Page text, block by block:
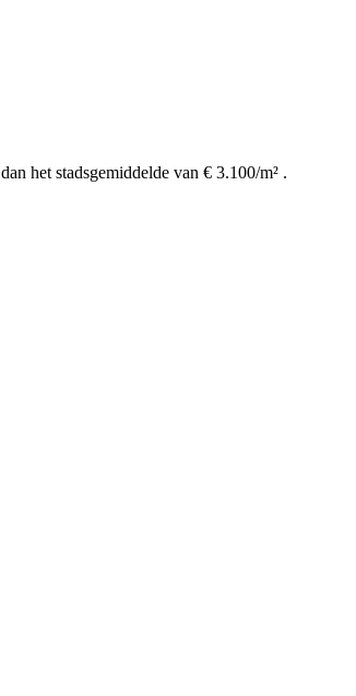
dan het stadsgemiddelde van € 3.100/m² .